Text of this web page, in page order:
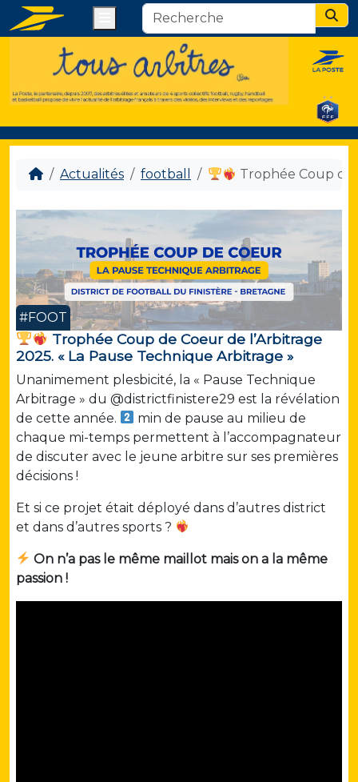
Actualités football Trophée Coup de
#FOOT
Trophée Coup de Coeur de l’Arbitrage
2025. « La Pause Technique Arbitrage »
Unanimement plesbicité, la « Pause Technique
Arbitrage » du @districtfinistere29 est la révélation
de cette année.
min de pause au milieu de
chaque mi-temps permettent à l’accompagnateur
de discuter avec le jeune arbitre sur ses premières
décisions !
Et si ce projet était déployé dans d’autres district
et dans d’autres sports ?
On n’a pas le même maillot mais on a la même
passion !